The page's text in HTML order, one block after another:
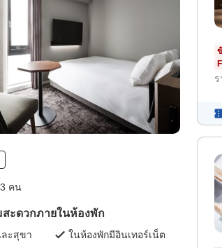
คน
ะดวกภายในห้องพัก
ะสุขา
ในห้องพักมีอินเทอร์เน็ต